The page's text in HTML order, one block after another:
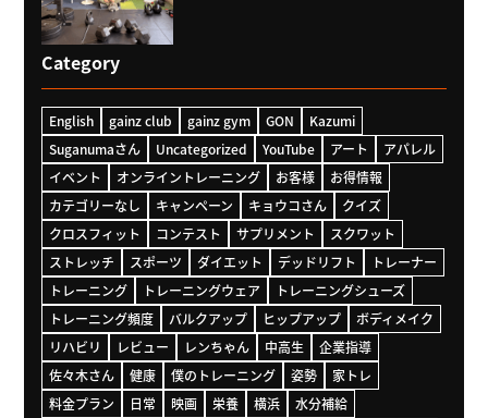
Category
English gainz club gainz gym GON
Kazumi
Suganumaさん
Uncategorized YouTube アート
アパレル
イベント
オンライントレーニング お客様
お得情報
カテゴリーなし
キャンペーン キョウコさん
クイズ
クロスフィット
コンテスト サプリメント
スクワット
ストレッチ
スポーツ ダイエット デッドリフト
トレーナー
トレーニング
トレーニングウェア
トレーニングシューズ
トレーニング頻度
バルクアップ ヒップアップ
ボディメイク
リハビリ
レビュー レンちゃん 中高生
企業指導
佐々木さん
健康 僕のトレーニング 姿勢
家トレ
料金プラン
日常 映画 栄養 横浜
水分補給